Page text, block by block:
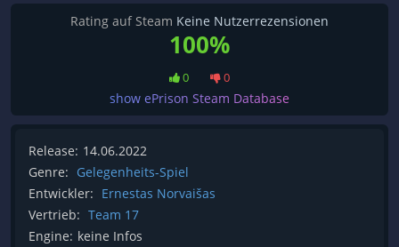
Rating auf Steam Keine Nutzerrezensionen
100%
0 0
show ePrison Steam Database
Release: 14.06.2022
Genre: Gelegenheits-Spiel
Entwickler: Ernestas Norvaišas
Vertrieb: Team 17
Engine: keine Infos